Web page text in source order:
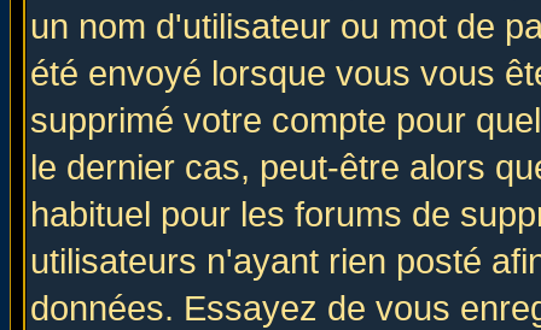
un nom d'utilisateur ou mot de
été envoyé lorsque vous vous
supprimé votre compte pour
le dernier cas, peut-être alors
habituel pour les forums de
utilisateurs n'ayant rien posté
données. Essayez de vous